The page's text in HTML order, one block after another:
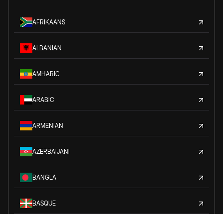
AFRIKAANS
ALBANIAN
AMHARIC
ARABIC
ARMENIAN
AZERBAIJANI
BANGLA
BASQUE